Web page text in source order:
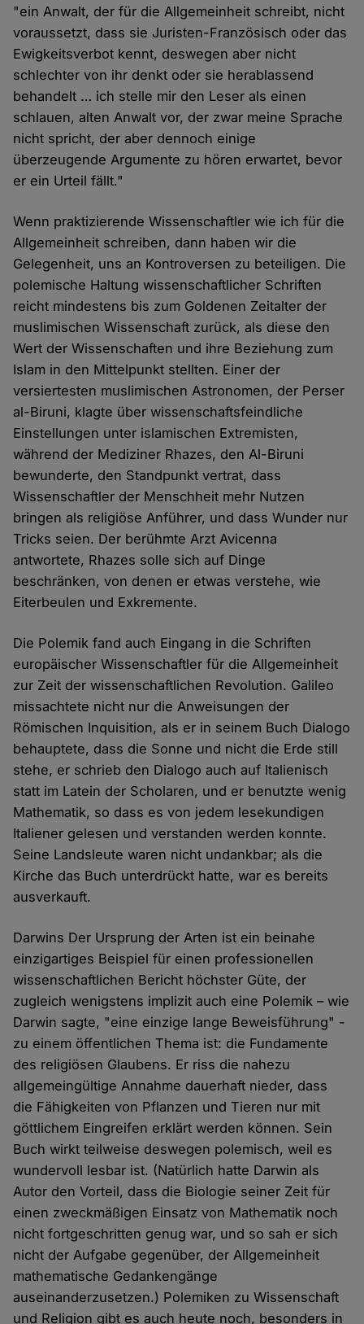
"ein Anwalt, der für die Allgemeinheit schreibt, nicht
voraussetzt, dass sie Juristen-Französisch oder das
Ewigkeitsverbot kennt, deswegen aber nicht
schlechter von ihr denkt oder sie herablassend
behandelt … ich stelle mir den Leser als einen
schlauen, alten Anwalt vor, der zwar meine Sprache
nicht spricht, der aber dennoch einige
überzeugende Argumente zu hören erwartet, bevor
er ein Urteil fällt."
Wenn praktizierende Wissenschaftler wie ich für die
Allgemeinheit schreiben, dann haben wir die
Gelegenheit, uns an Kontroversen zu beteiligen. Die
polemische Haltung wissenschaftlicher Schriften
reicht mindestens bis zum Goldenen Zeitalter der
muslimischen Wissenschaft zurück, als diese den
Wert der Wissenschaften und ihre Beziehung zum
Islam in den Mittelpunkt stellten. Einer der
versiertesten muslimischen Astronomen, der Perser
al-Biruni, klagte über wissenschaftsfeindliche
Einstellungen unter islamischen Extremisten,
während der Mediziner Rhazes, den Al-Biruni
bewunderte, den Standpunkt vertrat, dass
Wissenschaftler der Menschheit mehr Nutzen
bringen als religiöse Anführer, und dass Wunder nur
Tricks seien. Der berühmte Arzt Avicenna
antwortete, Rhazes solle sich auf Dinge
beschränken, von denen er etwas verstehe, wie
Eiterbeulen und Exkremente.
Die Polemik fand auch Eingang in die Schriften
europäischer Wissenschaftler für die Allgemeinheit
zur Zeit der wissenschaftlichen Revolution. Galileo
missachtete nicht nur die Anweisungen der
Römischen Inquisition, als er in seinem Buch Dialogo
behauptete, dass die Sonne und nicht die Erde still
stehe, er schrieb den Dialogo auch auf Italienisch
statt im Latein der Scholaren, und er benutzte wenig
Mathematik, so dass es von jedem lesekundigen
Italiener gelesen und verstanden werden konnte.
Seine Landsleute waren nicht undankbar; als die
Kirche das Buch unterdrückt hatte, war es bereits
ausverkauft.
Darwins Der Ursprung der Arten ist ein beinahe
einzigartiges Beispiel für einen professionellen
wissenschaftlichen Bericht höchster Güte, der
zugleich wenigstens implizit auch eine Polemik – wie
Darwin sagte, "eine einzige lange Beweisführung" -
zu einem öffentlichen Thema ist: die Fundamente
des religiösen Glaubens. Er riss die nahezu
allgemeingültige Annahme dauerhaft nieder, dass
die Fähigkeiten von Pflanzen und Tieren nur mit
göttlichem Eingreifen erklärt werden können. Sein
Buch wirkt teilweise deswegen polemisch, weil es
wundervoll lesbar ist. (Natürlich hatte Darwin als
Autor den Vorteil, dass die Biologie seiner Zeit für
einen zweckmäßigen Einsatz von Mathematik noch
nicht fortgeschritten genug war, und so sah er sich
nicht der Aufgabe gegenüber, der Allgemeinheit
mathematische Gedankengänge
auseinanderzusetzen.) Polemiken zu Wissenschaft
und Religion gibt es auch heute noch, besonders in